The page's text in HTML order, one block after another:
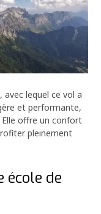
avec lequel ce vol a
et performante,
offre un confort
pleinement
école de